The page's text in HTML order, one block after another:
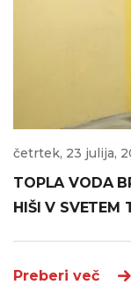
četrtek, 23 julija,
TOPLA VODA
HIŠI V SVETEM
Preberi več